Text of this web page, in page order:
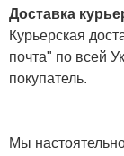
Доставка
Курьерская
почта" по всей
покупатель.
Мы